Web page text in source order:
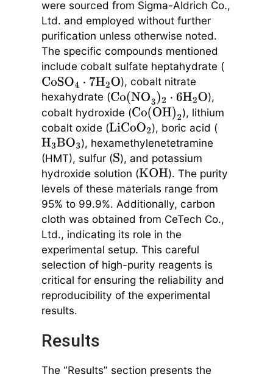
were sourced from Sigma-Aldrich Co.,
Ltd. and employed without further
purification unless otherwise noted.
The specific compounds mentioned
include cobalt sulfate heptahydrate (
CoSO4⋅7H2O
), cobalt nitrate
hexahydrate (Co(NO3)2⋅6 H2O
),
cobalt hydroxide (Co(OH)2
), lithium
cobalt oxide (LiCoO2 ), boric acid (
H3BO3 ), hexamethylenetetramine
(HMT), sulfur (S), and potassium
hydroxide solution (KOH
). The purity
levels of these materials range from
95% to 99.9%. Additionally, carbon
cloth was obtained from CeTech Co.,
Ltd., indicating its role in the
experimental setup. This careful
selection of high-purity reagents is
critical for ensuring the reliability and
reproducibility of the experimental
results.
Results
The “Results” section presents the